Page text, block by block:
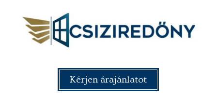
Kérjen árajánlatot